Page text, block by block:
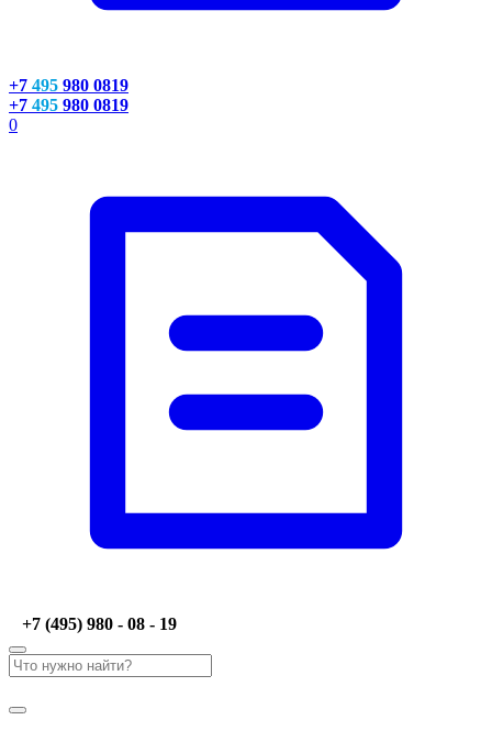
+7 495 980 0819
+7 495 980 0819
0
+7 (495) 980 - 08 - 19